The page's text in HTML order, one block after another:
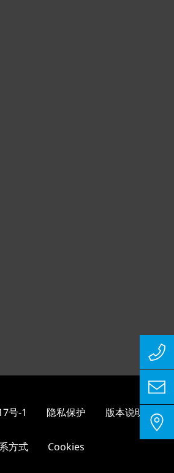
号-1 隐私保护 版本说明
方式 Cookies